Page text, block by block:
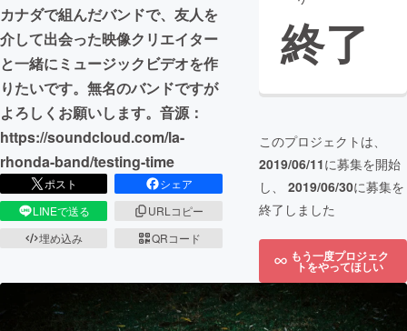
カナダで組んだバンドで、友人を
介して出会った映像クリエイター
と一緒にミュージックビデオを作
りたいです。無名のバンドですが
よろしくお願いします。音源：
https://soundcloud.com/la-
rhonda-band/testing-time
ポスト
シェア
LINEで送る
URLコピー
埋め込み
QRコード
終了
このプロジェクトは、
2019/06/11に募集を開始
し、 2019/06/30に募集を
終了しました
もう一度プロジェク
トをやってほしい